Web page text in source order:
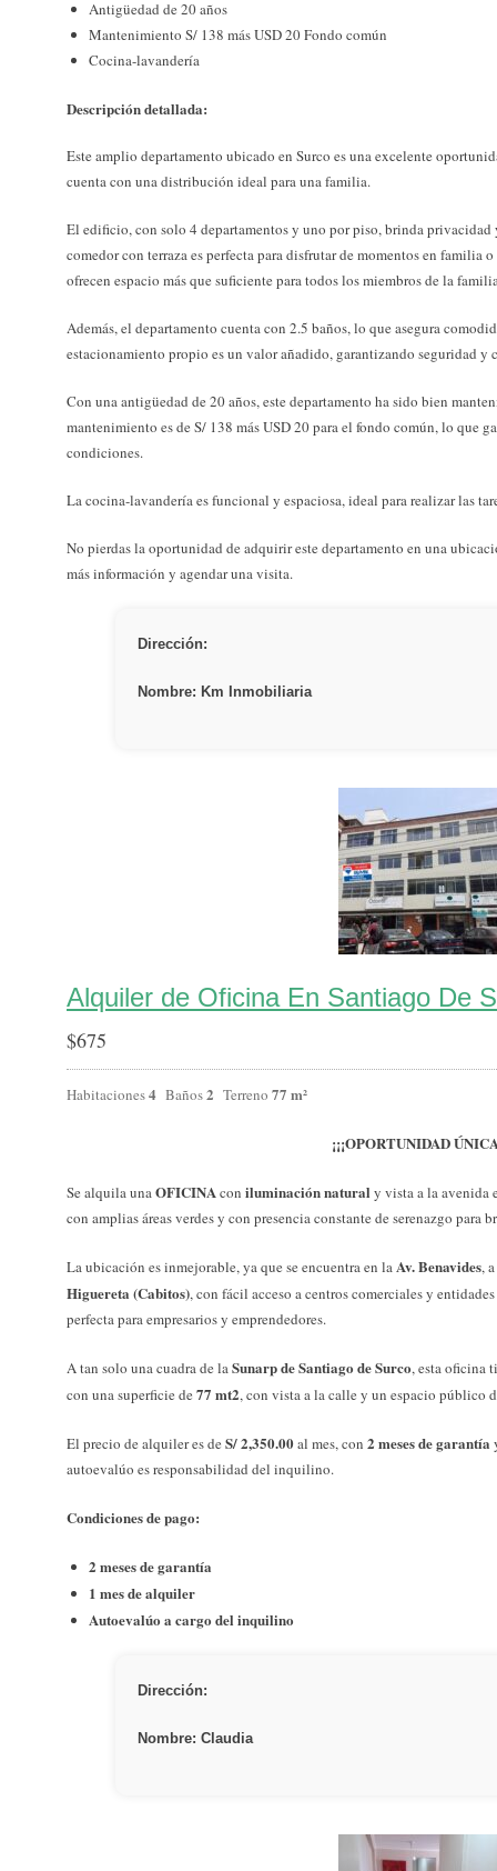
Antigüedad de 20 años
Mantenimiento S/ 138 más USD 20 Fondo común
Cocina-lavandería
Descripción detallada:
Este amplio departamento ubicado en Surco es una excelente
cuenta con una distribución ideal para una familia.
El edificio, con solo 4 departamentos y uno por piso, brinda privacidad
comedor con terraza es perfecta para disfrutar de momentos en familia
ofrecen espacio más que suficiente para todos los miembros de la
Además, el departamento cuenta con 2.5 baños, lo que asegura
estacionamiento propio es un valor añadido, garantizando seguridad y
Con una antigüedad de 20 años, este departamento ha sido bien
mantenimiento es de S/ 138 más USD 20 para el fondo común, lo que
condiciones.
La cocina-lavandería es funcional y espaciosa, ideal para realizar las
No pierdas la oportunidad de adquirir este departamento en una
más información y agendar una visita.
Dirección:
Nombre: Km Inmobiliaria
Alquiler de Oficina En Santiago De
$675
Habitaciones4 Baños2 Terreno 77 m²
¡¡¡OPORTUNIDAD
Se alquila unaOFICINAcon iluminación natural y vista a la avenida
con amplias áreas verdes y con presencia constante de serenazgo para
La ubicación es inmejorable, ya que se encuentra en laAv. Benavides,
Higuereta (Cabitos), con fácil acceso a centros comerciales y
perfecta para empresarios y emprendedores.
A tan solo una cuadra de laSunarp de Santiago de Surco, esta oficina
con una superficie de 77 mt2, con vista a la calle y un espacio público
El precio de alquiler es de S/ 2,350.00al mes, con 2 meses de garantía
autoevalúo es responsabilidad del inquilino.
Condiciones de pago:
2 meses de garantía
1 mes de alquiler
Autoevalúo a cargo del inquilino
Dirección:
Nombre: Claudia